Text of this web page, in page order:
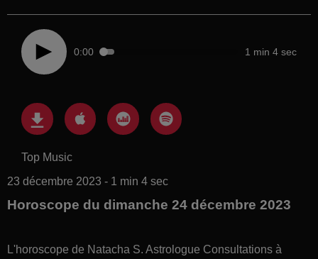
0:00 1 min 4 sec
Top Music
23 décembre 2023 - 1 min 4 sec
Horoscope du dimanche 24 décembre 2023
L'horoscope de Natacha S. Astrologue Consultations à